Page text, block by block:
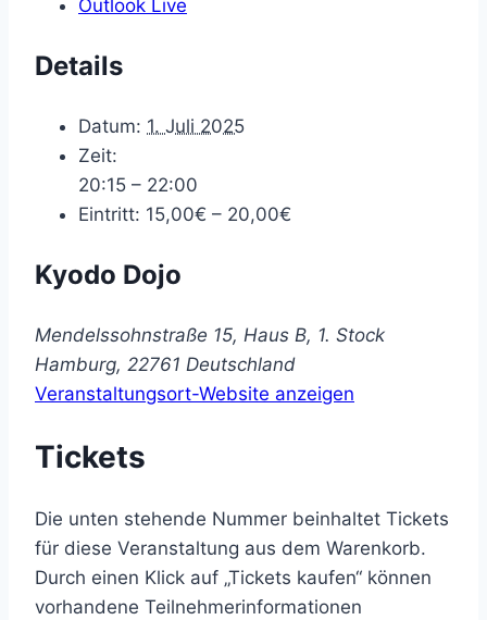
Outlook Live
Details
Datum: 1. Juli 2025
Zeit:
20:15 – 22:00
Eintritt: 15,00€ – 20,00€
Kyodo Dojo
Mendelssohnstraße 15, Haus B, 1. Stock
Hamburg, 22761 Deutschland
Veranstaltungsort-Website anzeigen
Tickets
Die unten stehende Nummer beinhaltet Tickets
für diese Veranstaltung aus dem Warenkorb.
Durch einen Klick auf „Tickets kaufen“ können
vorhandene Teilnehmerinformationen